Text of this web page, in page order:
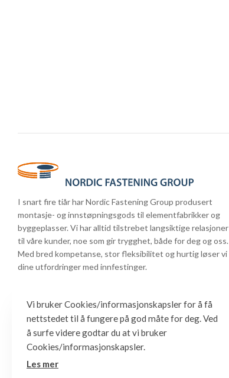
I snart fire tiår har Nordic Fastening Group produsert
montasje- og innstøpningsgods til elementfabrikker og
byggeplasser. Vi har alltid tilstrebet langsiktige relasjoner
til våre kunder, noe som gir trygghet, både for deg og oss.
Med bred kompetanse, stor fleksibilitet og hurtig løser vi
dine utfordringer med innfestinger.
Vi bruker Cookies/informasjonskapsler for å få
nettstedet til å fungere på god måte for deg. Ved
å surfe videre godtar du at vi bruker
Cookies/informasjonskapsler.
Les mer